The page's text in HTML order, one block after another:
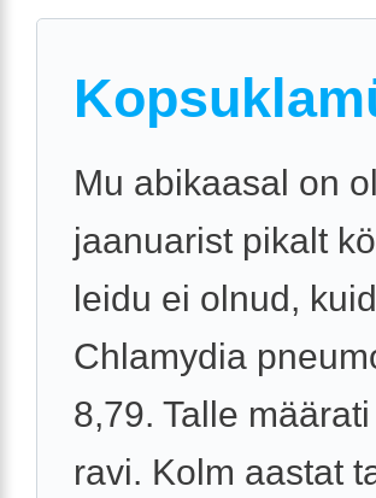
Mu abikaasal on
jaanuarist pikalt
leidu ei olnud,
Chlamydia
8,79. Talle
ravi. Kolm aastat